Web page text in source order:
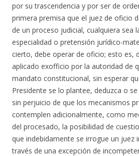
por su trascendencia y por ser de
primera premisa que el juez de oficio
de un proceso judicial, cualquiera sea
especialidad o pretensión jurídico-
cierto, debe operar de oficio; esto es,
aplicado exofficio por la autoridad de
mandato constitucional, sin esperar
Presidente se lo plantee, deduzca o
sin perjuicio de que los mecanismos
contemplen adicionalmente, como
del procesado, la posibilidad de
que indebidamente se irrogue un juez
través de una excepción de